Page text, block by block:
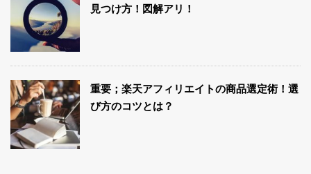
見つけ方！図解アリ！
重要；楽天アフィリエイトの商品選定術！選
び方のコツとは？